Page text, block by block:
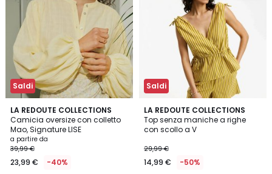
Saldi
LA REDOUTE COLLECTIONS
Camicia oversize con colletto
Mao, Signature LISE
a partire da
39,99 €
23,99 € -40%
4,5
/ 5
3
Colori
Saldi
LA REDOUTE COLLECTIONS
Top senza maniche a righe
con scollo a V
29,99 €
14,99 € -50%
3,3
/ 5